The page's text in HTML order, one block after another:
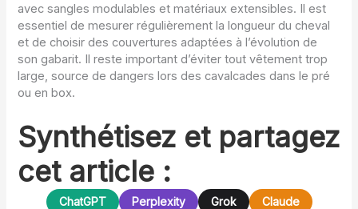
avec sangles modulables et matériaux extensibles. Il est
essentiel de mesurer régulièrement la longueur du cheval
et de choisir des couvertures adaptées à l’évolution de
son gabarit. Il reste important d’éviter tout vêtement trop
large, source de dangers lors des cavalcades dans le pré
ou en box.
Synthétisez et partagez
cet article :
ChatGPT Perplexity Grok Claude